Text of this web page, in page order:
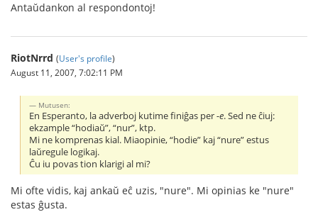
Antaŭdankon al respondontoj!
RiotNrrd (User's profile)
August 11, 2007, 7:02:11 PM
Mutusen:
En Esperanto, la adverboj kutime finiĝas per-e. Sed ne ĉiuj:
ekzample “hodiaŭ”, “nur”, ktp.
Mi ne komprenas kial. Miaopinie, “hodie” kaj “nure” estus
laŭregule logikaj.
Ĉu iu povas tion klarigi al mi?
Mi ofte vidis, kaj ankaŭ eĉ uzis, "nure". Mi opinias ke "nure"
estas ĝusta.